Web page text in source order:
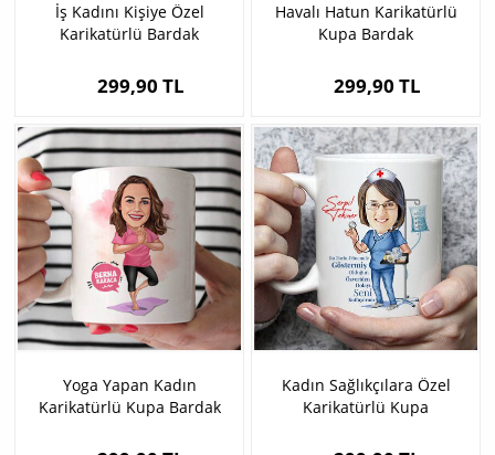
İş Kadını Kişiye Özel
Karikatürlü Bardak
299,90 TL
Havalı Hatun Karikatürlü
Kupa Bardak
299,90 TL
Yoga Yapan Kadın
Karikatürlü Kupa Bardak
Kadın Sağlıkçılara Özel
Karikatürlü Kupa